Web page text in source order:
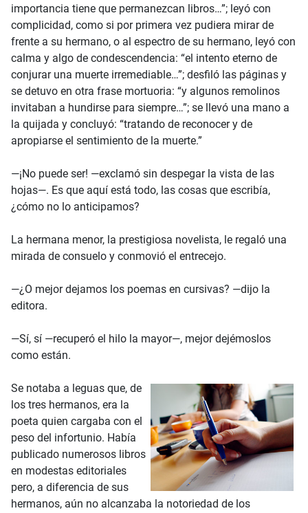
importancia tiene que permanezcan libros…”; leyó con
complicidad, como si por primera vez pudiera mirar de
frente a su hermano, o al espectro de su hermano, leyó con
calma y algo de condescendencia: “el intento eterno de
conjurar una muerte irremediable…”; desfiló las páginas y
se detuvo en otra frase mortuoria: “y algunos remolinos
invitaban a hundirse para siempre…”; se llevó una mano a
la quijada y concluyó: “tratando de reconocer y de
apropiarse el sentimiento de la muerte.”
—¡No puede ser! —exclamó sin despegar la vista de las
hojas—. Es que aquí está todo, las cosas que escribía,
¿cómo no lo anticipamos?
La hermana menor, la prestigiosa novelista, le regaló una
mirada de consuelo y conmovió el entrecejo.
—¿O mejor dejamos los poemas en cursivas? —dijo la
editora.
—Sí, sí —recuperó el hilo la mayor—, mejor dejémoslos
como están.
Se notaba a leguas que, de
los tres hermanos, era la
poeta quien cargaba con el
peso del infortunio. Había
publicado numerosos libros
en modestas editoriales
pero, a diferencia de sus
hermanos, aún no alcanzaba la notoriedad de los